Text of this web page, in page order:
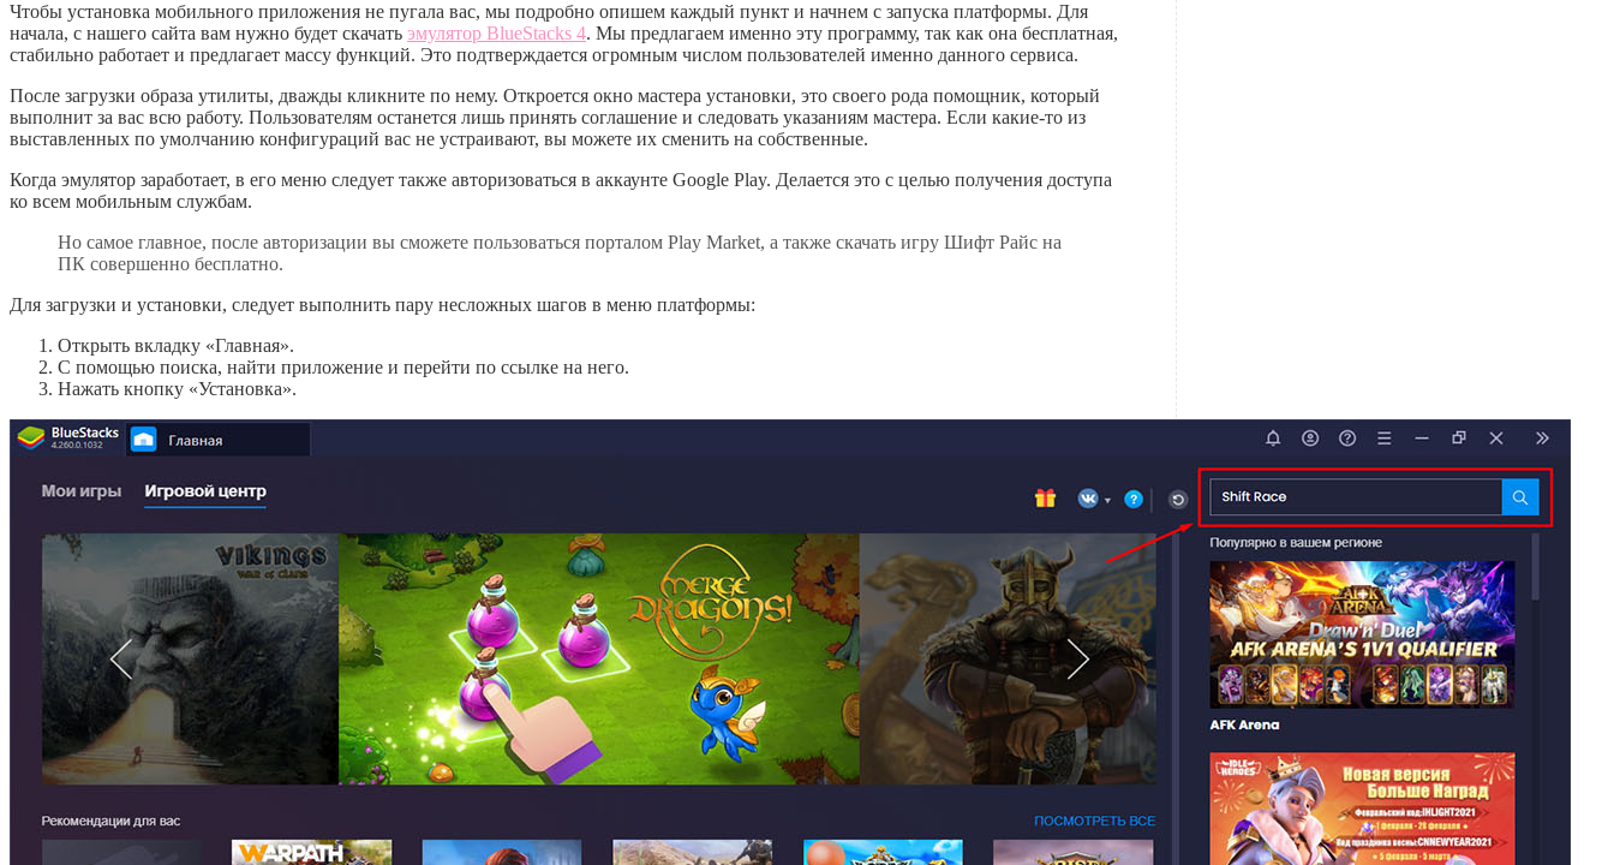
Чтобы установка мобильного приложения не пугала вас, мы подробно опишем каждый пункт и начнем с запуска платформы. Для
начала, с нашего сайта вам нужно будет скачать эмулятор BlueStacks 4. Мы предлагаем именно эту программу, так как она бесплатная,
стабильно работает и предлагает массу функций. Это подтверждается огромным числом пользователей именно данного сервиса.
После загрузки образа утилиты, дважды кликните по нему. Откроется окно мастера установки, это своего рода помощник, который
выполнит за вас всю работу. Пользователям останется лишь принять соглашение и следовать указаниям мастера. Если какие-то из
выставленных по умолчанию конфигураций вас не устраивают, вы можете их сменить на собственные.
Когда эмулятор заработает, в его меню следует также авторизоваться в аккаунте Google Play. Делается это с целью получения доступа
ко всем мобильным службам.
Но самое главное, после авторизации вы сможете пользоваться порталом Play Market, а также скачать игру Шифт Райс на
ПК совершенно бесплатно.
Для загрузки и установки, следует выполнить пару несложных шагов в меню платформы:
Открыть вкладку «Главная».
С помощью поиска, найти приложение и перейти по ссылке на него.
Нажать кнопку «Установка».